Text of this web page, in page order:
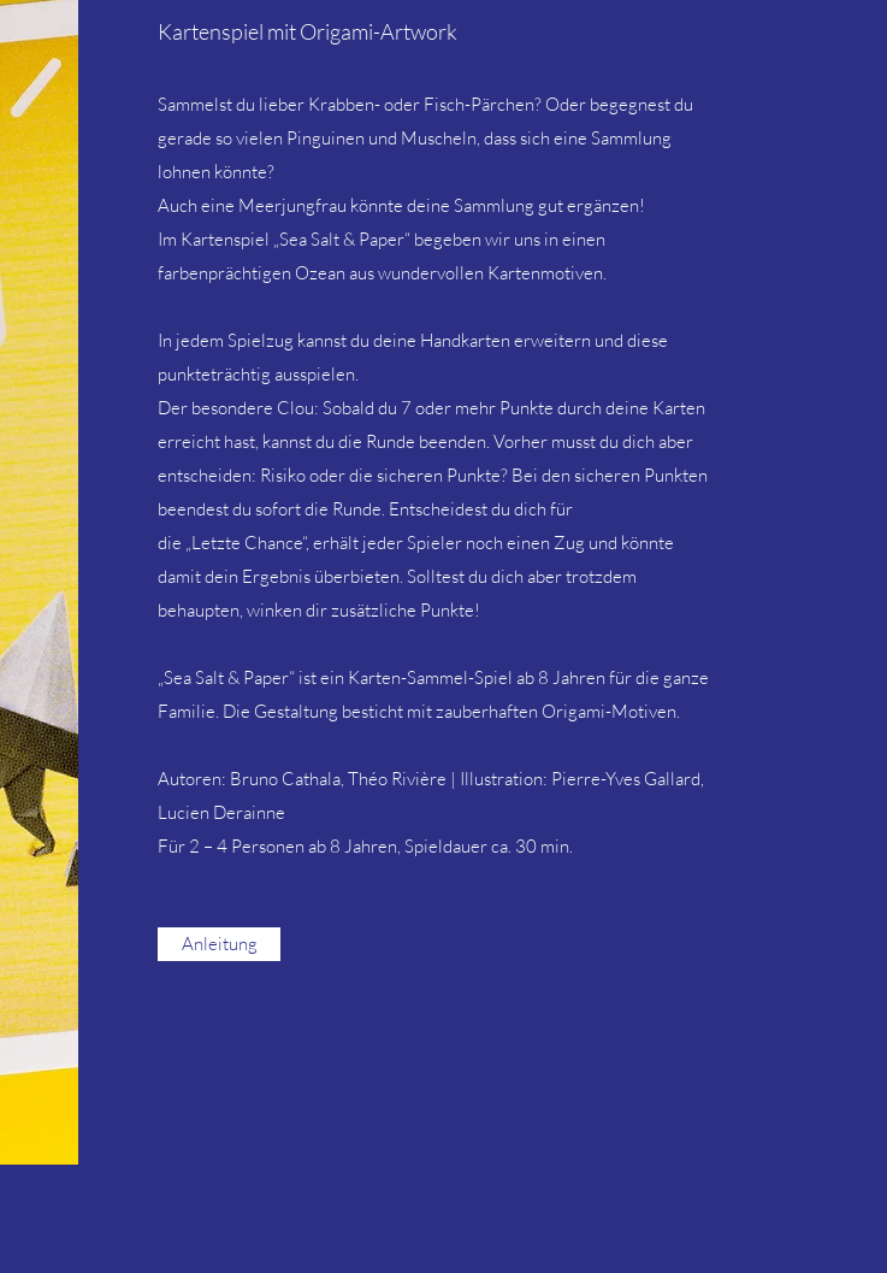
Kartenspiel mit Origami-Artwork
Sammelst du lieber Krabben- oder Fisch-Pärchen? Oder begegnest du
gerade so vielen Pinguinen und Muscheln, dass sich eine Sammlung
lohnen könnte?
Auch eine Meerjungfrau könnte deine Sammlung gut ergänzen!
Im Kartenspiel „Sea Salt & Paper“ begeben wir uns in einen
farbenprächtigen Ozean aus wundervollen Kartenmotiven.
In jedem Spielzug kannst du deine Handkarten erweitern und diese
punkteträchtig ausspielen.
Der besondere Clou: Sobald du 7 oder mehr Punkte durch deine Karten
erreicht hast, kannst du die Runde beenden. Vorher musst du dich aber
entscheiden: Risiko oder die sicheren Punkte? Bei den sicheren Punkten
beendest du sofort die Runde. Entscheidest du dich für
die „Letzte Chance“, erhält jeder Spieler noch einen Zug und könnte
damit dein Ergebnis überbieten. Solltest du dich aber trotzdem
behaupten, winken dir zusätzliche Punkte!
„Sea Salt & Paper“ ist ein Karten-Sammel-Spiel ab 8 Jahren für die ganze
Familie. Die Gestaltung besticht mit zauberhaften Origami-Motiven.
Autoren: Bruno Cathala, Théo Rivière | Illustration: Pierre-Yves Gallard,
Lucien Derainne
Für 2 – 4 Personen ab 8 Jahren, Spieldauer ca. 30 min.
Anleitung